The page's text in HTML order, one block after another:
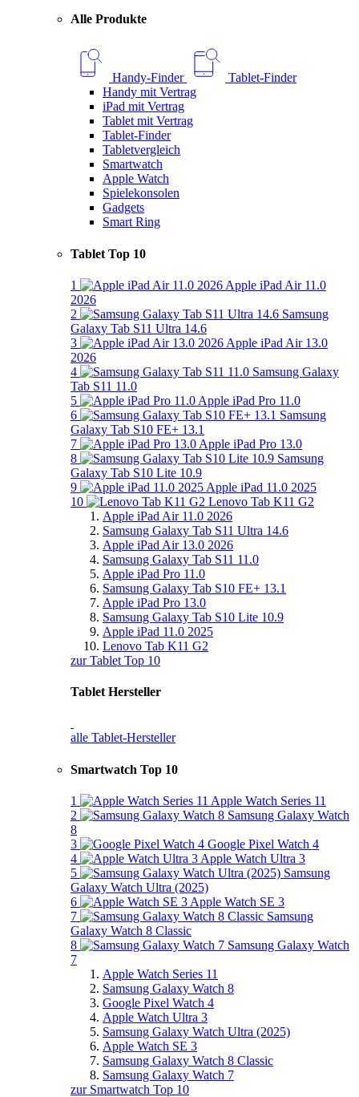
Alle Produkte
Handy-Finder
Tablet-Finder
Handy mit Vertrag
iPad mit Vertrag
Tablet mit Vertrag
Tablet-Finder
Tabletvergleich
Smartwatch
Apple Watch
Spielekonsolen
Gadgets
Smart Ring
Tablet Top 10
1
Apple iPad Air 11.0
2026
2
Samsung
Galaxy Tab S11 Ultra 14.6
3
Apple iPad Air 13.0
2026
4
Samsung Galaxy
Tab S11 11.0
5
Apple iPad Pro 11.0
6
Samsung
Galaxy Tab S10 FE+ 13.1
7
Apple iPad Pro 13.0
8
Samsung
Galaxy Tab S10 Lite 10.9
9
Apple iPad 11.0 2025
10
Lenovo Tab K11 G2
Apple iPad Air 11.0 2026
Samsung Galaxy Tab S11 Ultra 14.6
Apple iPad Air 13.0 2026
Samsung Galaxy Tab S11 11.0
Apple iPad Pro 11.0
Samsung Galaxy Tab S10 FE+ 13.1
Apple iPad Pro 13.0
Samsung Galaxy Tab S10 Lite 10.9
Apple iPad 11.0 2025
Lenovo Tab K11 G2
zur Tablet Top 10
Tablet Hersteller
alle Tablet-Hersteller
Smartwatch Top 10
1
Apple Watch Series 11
2
Samsung Galaxy Watch
8
3
Google Pixel Watch 4
4
Apple Watch Ultra 3
5
Samsung
Galaxy Watch Ultra (2025)
6
Apple Watch SE 3
7
Samsung
Galaxy Watch 8 Classic
8
Samsung Galaxy Watch
7
Apple Watch Series 11
Samsung Galaxy Watch 8
Google Pixel Watch 4
Apple Watch Ultra 3
Samsung Galaxy Watch Ultra (2025)
Apple Watch SE 3
Samsung Galaxy Watch 8 Classic
Samsung Galaxy Watch 7
zur Smartwatch Top 10